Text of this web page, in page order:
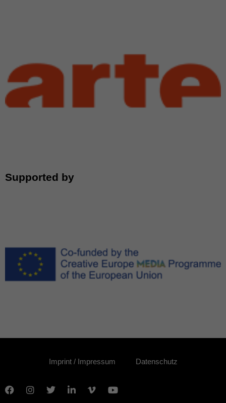
Supported by
Imprint / Impressum Datenschutz